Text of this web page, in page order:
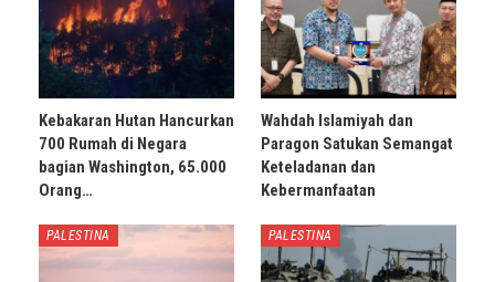
Kebakaran Hutan Hancurkan
700 Rumah di Negara
bagian Washington, 65.000
Orang…
Wahdah Islamiyah dan
Paragon Satukan Semangat
Keteladanan dan
Kebermanfaatan
PALESTINA PALESTINA